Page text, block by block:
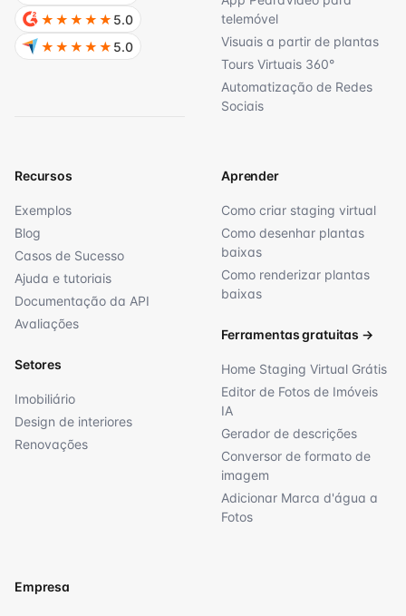
telemóvel
Visuais a partir de plantas
Tours Virtuais 360°
Automatização de Redes
Sociais
Recursos
Exemplos
Blog
Casos de Sucesso
Ajuda e tutoriais
Documentação da API
Avaliações
Setores
Imobiliário
Design de interiores
Renovações
Aprender
Como criar staging virtual
Como desenhar plantas
baixas
Como renderizar plantas
baixas
Ferramentas gratuitas →
Home Staging Virtual Grátis
Editor de Fotos de Imóveis
IA
Gerador de descrições
Conversor de formato de
imagem
Adicionar Marca d'água a
Fotos
Empresa
★★★★★ 5.0
★★★★★ 5.0